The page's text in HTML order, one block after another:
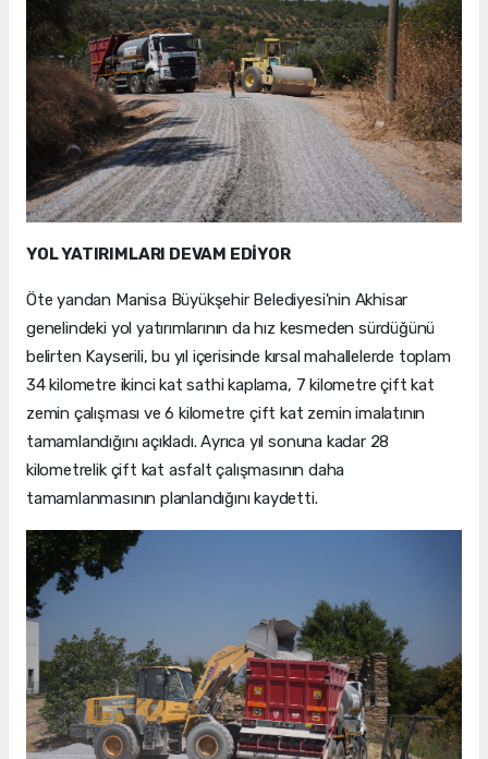
YOL YATIRIMLARI DEVAM EDİYOR
Öte yandan Manisa Büyükşehir Belediyesi'nin Akhisar
genelindeki yol yatırımlarının da hız kesmeden sürdüğünü
belirten Kayserili, bu yıl içerisinde kırsal mahallelerde toplam
34 kilometre ikinci kat sathi kaplama, 7 kilometre çift kat
zemin çalışması ve 6 kilometre çift kat zemin imalatının
tamamlandığını açıkladı. Ayrıca yıl sonuna kadar 28
kilometrelik çift kat asfalt çalışmasının daha
tamamlanmasının planlandığını kaydetti.